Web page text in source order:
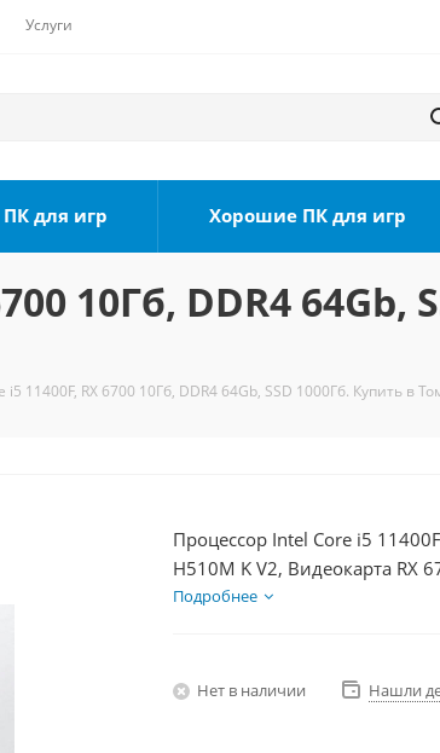
Услуги
для игр Хорошие ПК для игр
10Гб, DDR4 64Gb,
11400F, RX 6700 10Гб, DDR4 64Gb, SSD 1000Гб. Купить в
Процессор Intel Core i5
H510M K V2, Видеокарта RX
БП 600Вт
Подробнее
Нет в наличии Нашли